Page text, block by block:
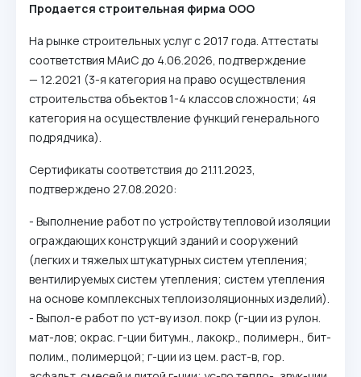
Продается строительная фирма ООО
На рынке строительных услуг с 2017 года. Аттестаты
соответствия МАиС до 4.06.2026, подтверждение
— 12.2021 (3-я категория на право осуществления
строительства объектов 1-4 классов сложности; 4я
категория на осуществление функций генерального
подрядчика).
Сертификаты соответствия до 21.11.2023,
подтверждено 27.08.2020:
- Выполнение работ по устройству тепловой изоляции
ограждающих конструкций зданий и сооружений
(легких и тяжелых штукатурных систем утепления;
вентилируемых систем утепления; систем утепления
на основе комплексных теплоизоляционных изделий).
- Выпол-е работ по уст-ву изол. покр (г-ции из рулон.
мат-лов; окрас. г-ции битумн., лакокр., полимерн., бит-
полим., полимерцой; г-ции из цем. раст-в, гор.